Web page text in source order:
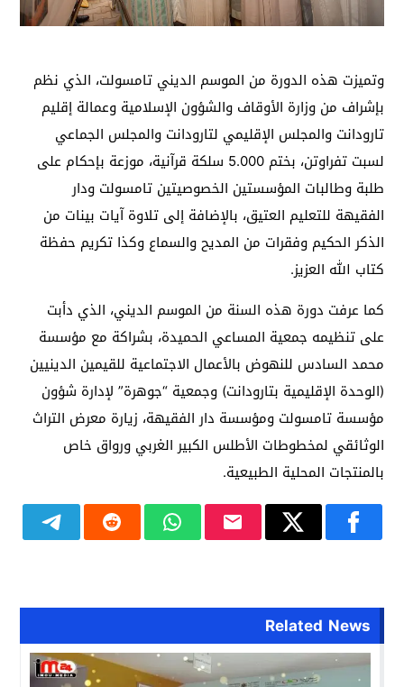
وتميزت هذه الدورة من الموسم الديني تامسولت، الذي نظم
بإشراف من وزارة الأوقاف والشؤون الإسلامية وعمالة إقليم
تارودانت والمجلس الإقليمي لتارودانت والمجلس الجماعي
لسبت تفراوتن، بختم 5.000 سلكة قرآنية، موزعة بإحكام على
طلبة وطالبات المؤسستين الخصوصيتين تامسولت ودار
الفقيهة للتعليم العتيق، بالإضافة إلى تلاوة آيات بينات من
الذكر الحكيم وفقرات من المديح والسماع وكذا تكريم حفظة
كتاب الله العزيز.
كما عرفت دورة هذه السنة من الموسم الديني، الذي دأبت
على تنظيمه جمعية المساعي الحميدة، بشراكة مع مؤسسة
محمد السادس للنهوض بالأعمال الاجتماعية للقيمين الدينيين
(الوحدة الإقليمية بتارودانت) وجمعية “جوهرة” لإدارة شؤون
مؤسسة تامسولت ومؤسسة دار الفقيهة، زيارة معرض التراث
الوثائقي لمخطوطات الأطلس الكبير الغربي ورواق خاص
بالمنتجات المحلية الطبيعية.
Related News